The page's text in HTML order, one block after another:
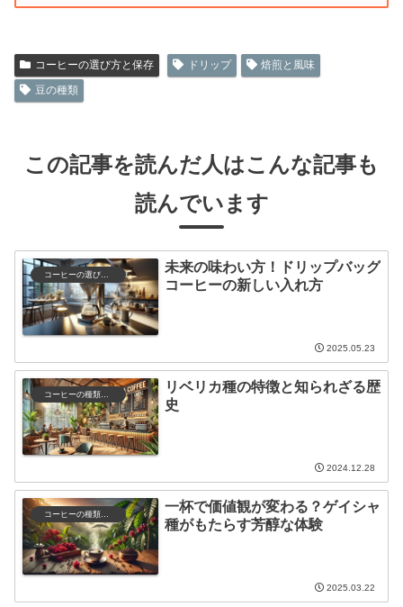
コーヒーの選び方と保存 ドリップ
焙煎と風味
豆の種類
この記事を読んだ人はこんな記事も
読んでいます
未来の味わい方！ドリップバッグ
コーヒーの新しい入れ方
2025.05.23
コーヒーの種類と特徴
リベリカ種の特徴と知られざる歴
史
2024.12.28
コーヒーの種類と特徴
一杯で価値観が変わる？ゲイシャ
種がもたらす芳醇な体験
2025.03.22